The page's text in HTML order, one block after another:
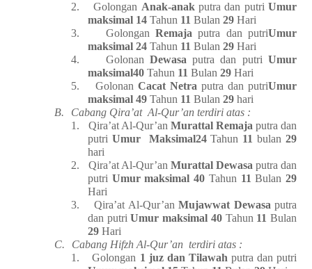
2. Golongan Anak-anakputra dan putriUmur
maksimal 14 Tahun 11 Bulan 29 Hari
3.
GolonganRemaja putra dan putriUmur
maksimal 24 Tahun 11 Bulan 29 Hari
4.
Golonan Dewasa putra dan putriUmur
maksimal40 Tahun 11 Bulan 29 Hari
5.
Golonan Cacat Netra putra dan putriUmur
maksimal 49 Tahun 11 Bulan 29 hari
B.
Cabang Qira’at Al-Qur’an terdiri atas :
1.
Qira’at Al-Qur’an Murattal Remaja putra dan
putri Umur Maksimal24Tahun 11 bulan29
hari
2.
Qira’at Al-Qur’an Murattal Dewasa putra dan
putri Umur maksimal 40 Tahun 11 Bulan29
Hari
3.
Qira’at Al-Qur’an Mujawwat Dewasa putra
dan putriUmur maksimal 40Tahun 11 Bulan
29 Hari
C.
Cabang Hifzh Al-Qur’an terdiri atas :
1.
Golongan 1 juz dan Tilawah putra dan putri